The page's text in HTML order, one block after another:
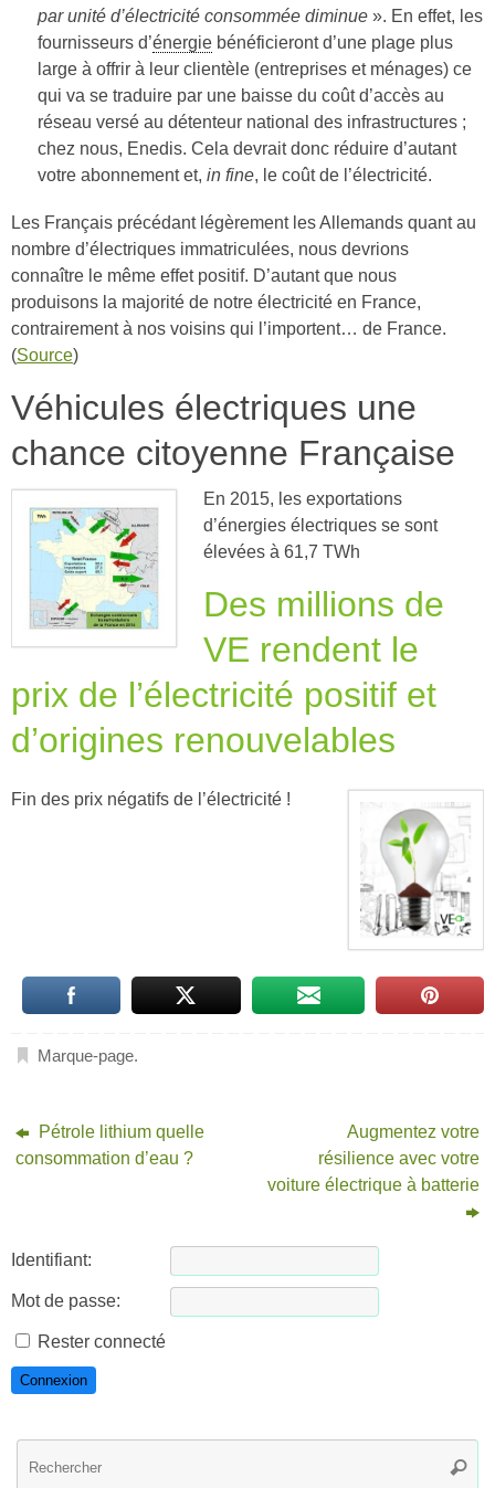
par unité d’électricité consommée diminue ». En effet, les
fournisseurs d’énergie bénéficieront d’une plage plus
large à offrir à leur clientèle (entreprises et ménages) ce
qui va se traduire par une baisse du coût d’accès au
réseau versé au détenteur national des infrastructures ;
chez nous, Enedis. Cela devrait donc réduire d’autant
votre abonnement et,in fine, le coût de l’électricité.
Les Français précédant légèrement les Allemands quant au
nombre d’électriques immatriculées, nous devrions
connaître le même effet positif. D’autant que nous
produisons la majorité de notre électricité en France,
contrairement à nos voisins qui l’importent… de France.
(Source)
Véhicules électriques une
chance citoyenne Française
En 2015, les exportations
d’énergies électriques se sont
élevées à 61,7 TWh
Des millions de
VE rendent le
prix de l’électricité positif et
d’origines renouvelables
Fin des prix négatifs de l’électricité !
Marque-page.
Pétrole lithium quelle
consommation d’eau ?
Augmentez votre
résilience avec votre
voiture électrique à batterie
Identifiant:
Mot de passe:
Rester connecté
Connexion